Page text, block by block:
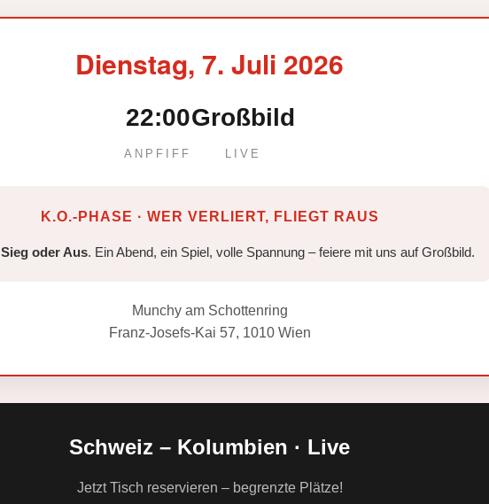
Dienstag, 7. Juli 2026
22:00
ANPFIFF
Großbild
LIVE
K.O.-PHASE · WER VERLIERT, FLIEGT RAUS
Sieg oder Aus. Ein Abend, ein Spiel, volle Spannung – feiere mit uns auf Großbild.
Munchy am Schottenring
Franz-Josefs-Kai 57, 1010 Wien
Schweiz – Kolumbien · Live
Jetzt Tisch reservieren – begrenzte Plätze!